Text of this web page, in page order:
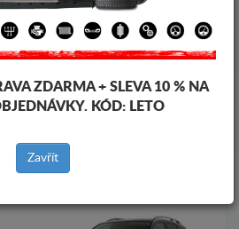
Outlander
Značky
Zpět na produkty
ZDARMA + SLEVA 10 % NA
KÓD: LETO
Zavřít